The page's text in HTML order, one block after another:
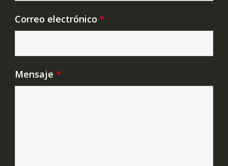
Correo electrónico *
Mensaje *